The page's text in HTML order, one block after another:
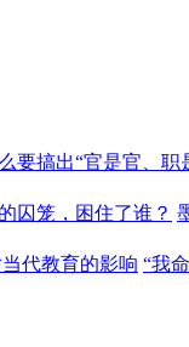
要搞出“官是官、
囚笼，困住了谁？
代教育的影响 “我